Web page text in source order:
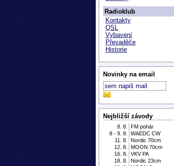
Radioklub
Kontakty
QSL
Vybavení
Převaděče
Historie
Novinky na email
Nejbližší závody
8. 8.
FM pohár
8 - 9. 8.
WAEDC CW
11. 8.
Nordic 70cm
12. 8.
MOON 70cm
16. 8.
VKV PA
18. 8.
Nordic 23cm